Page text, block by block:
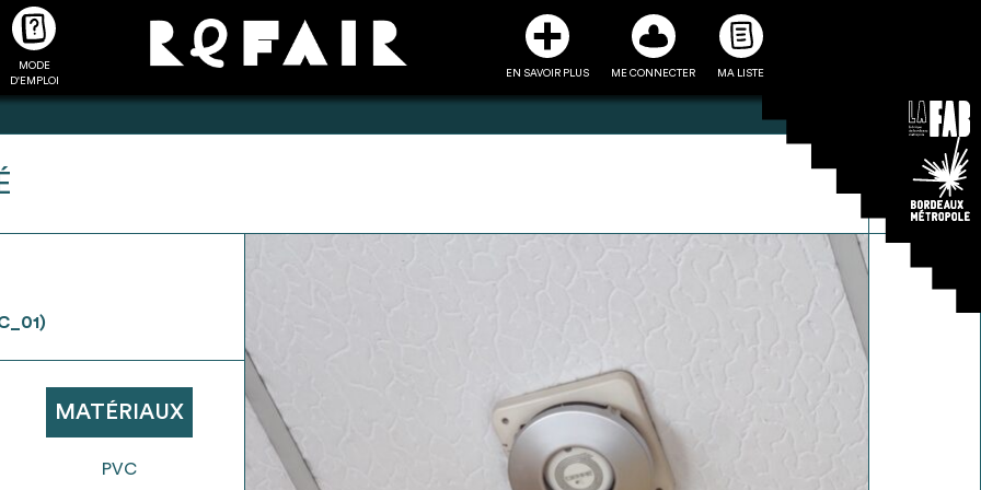
MODE
D'EMPLOI
EN SAVOIR PLUS ME CONNECTER MA LISTE
intéressants à "
Transmettre sa liste de
manifestation d'intérêt pour
les matériaux sélectionnés
produits pour l’utiliser comme
un outil d’aide à la conception
de projet
Être recontacté afin d’obtenir
plus de renseignements sur les
modalités et stratégies de
récupérations envisageables
MATÉRIAUX
PVC